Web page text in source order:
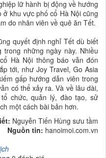
lữ hành bị động về hướng
khu vực phố cổ Hà Nội cũng
do nhân viên về quê ăn Tết.
quyết định nghỉ Tết dù biết
những ngày này. Nhiều
Hà Nội thông báo vẫn đón
tới, như Joy Travel, Go Asia
gấp hướng dẫn viên trong
có thể xảy ra. Và về lâu dài,
chức, quản lý, đào tạo, sử
một cách bài bản hơn.
Nguyễn Tiến Hùng sưu tầm
Nguồn tin: hanoimoi.com.vn